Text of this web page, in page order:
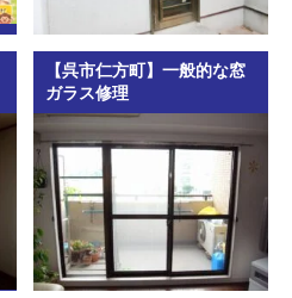
【呉市仁方町】一般的な窓
ガラス修理